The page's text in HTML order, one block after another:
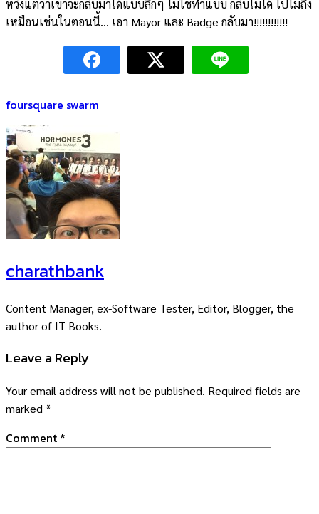
หวังแต่ว่าเขาจะกลับมาได้แบบลึกๆ ไม่ใช่ทำแบบ กลับไม่ได้ ไปไม่ถึง
เหมือนเช่นในตอนนี้… เอา Mayor และ Badge กลับมา!!!!!!!!!!!!
foursquare swarm
charathbank
Content Manager, ex-Software Tester, Editor, Blogger, the
author of IT Books.
Leave a Reply
Your email address will not be published. Required fields are
marked *
Comment *